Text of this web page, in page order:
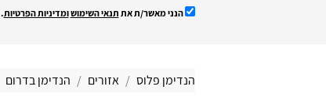
הנני מאשר/ת את תנאי השימושומדיניות הפרטיות.
הנדימן פלוס אזורים הנדימן בדרום